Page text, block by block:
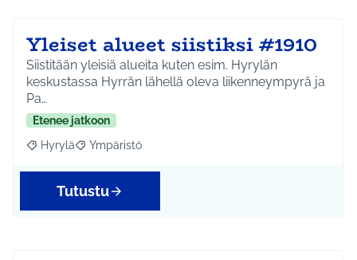
Yleiset alueet siistiksi #1910
Siistitään yleisiä alueita kuten esim. Hyrylän
keskustassa Hyrrän lähellä oleva liikenneympyrä ja
Pa…
Etenee jatkoon
Rajaa tulokset aihepiirin mukaan: Hyrylä
Hyrylä Rajaa tulokset teeman mukaan: Ympäristö
Ympäristö
Tutustu